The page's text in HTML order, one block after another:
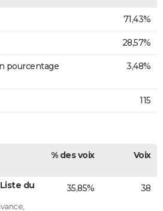
71,43%
28,57%
pourcentage
3,48%
115
% des voix Voix
du
35,85% 38